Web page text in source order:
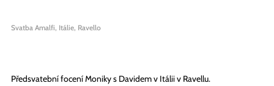
Svatba Amalfi, Itálie, Ravello
Předsvatební focení Moniky s Davidem v Itálii v Ravellu.